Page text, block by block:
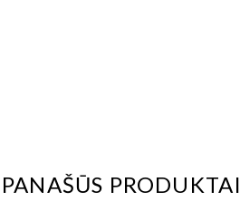
PANAŠŪS PRODUKTAI